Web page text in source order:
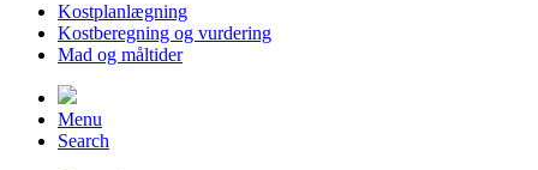
Kostplanlægning
Kostberegning og vurdering
Mad og måltider
Menu
Search